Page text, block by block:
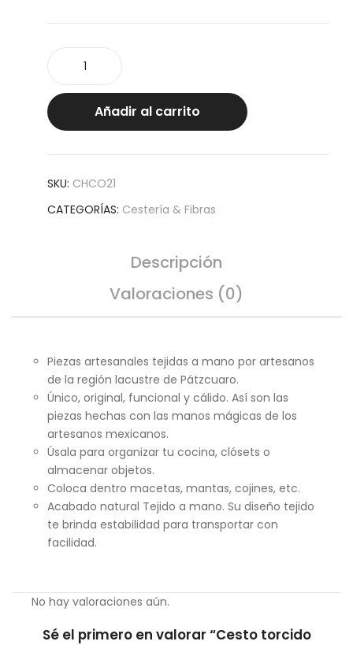
torcido
abierto
G
cantidad
Añadir al carrito
SKU: CHCO21
CATEGORÍAS: Cestería & Fibras
Descripción
Valoraciones (0)
Piezas artesanales tejidas a mano por artesanos
de la región lacustre de Pátzcuaro.
Único, original, funcional y cálido. Así son las
piezas hechas con las manos mágicas de los
artesanos mexicanos.
Úsala para organizar tu cocina, clósets o
almacenar objetos.
Coloca dentro macetas, mantas, cojines, etc.
Acabado natural Tejido a mano. Su diseño tejido
te brinda estabilidad para transportar con
facilidad.
No hay valoraciones aún.
Sé el primero en valorar “Cesto torcido